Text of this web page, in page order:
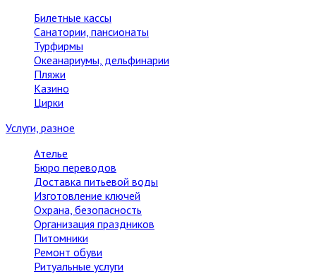
Билетные кассы
Санатории, пансионаты
Турфирмы
Океанариумы, дельфинарии
Пляжи
Казино
Цирки
Услуги, разное
Ателье
Бюро переводов
Доставка питьевой воды
Изготовление ключей
Охрана, безопасность
Организация праздников
Питомники
Ремонт обуви
Ритуальные услуги